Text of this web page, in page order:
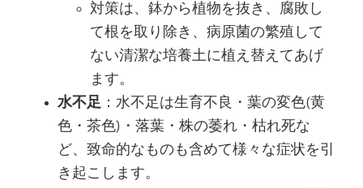
対策は、鉢から植物を抜き、腐敗し
て根を取り除き、病原菌の繁殖して
ない清潔な培養土に植え替えてあげ
ます。
水不足 ：水不足は生育不良・葉の変色(黄
色・茶色)・落葉・株の萎れ・枯れ死な
ど、致命的なものも含めて様々な症状を引
き起こします。